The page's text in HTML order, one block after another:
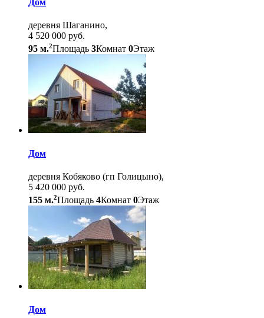
деревня Шаганино,
4 520 000 руб.
95 м.2Площадь 3Комнат 0Этаж
Дом
деревня Кобяково (гп Голицыно),
5 420 000 руб.
155 м.2Площадь 4Комнат 0Этаж
Дом